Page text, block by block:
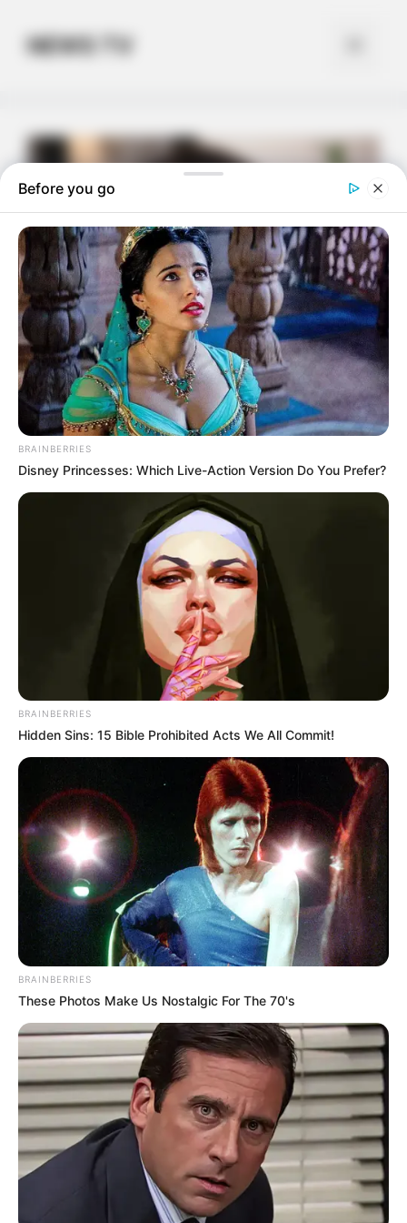
contentNEWS TV
Familles
nombreuses :
“bassin
complètement
bloqué…” Raoudha
Jean-Zéphirin en
URGENCE direction
la maternité !
L’angoisse monte
autour de
l’accouchement…
Enceinte de bébé 11, Raoudha Jean-Zéphirin a
posté une nouvelle story sur son compte
Instagram ce jeudi 30 avril 2026. En plus d’un
souci de bassin, elle doit se rendre à la
maternité.
Révélée dans
Familles nombreuses : la vie en
XXL,
Raoudha Jean-Zéphirin s’est imposée
comme une figure incontournable de l’émission.
Before you go
BRAINBERRIES
Disney Princesses: Which Live-Action Version Do You Prefer?
BRAINBERRIES
Hidden Sins: 15 Bible Prohibited Acts We All Commit!
BRAINBERRIES
These Photos Make Us Nostalgic For The 70's